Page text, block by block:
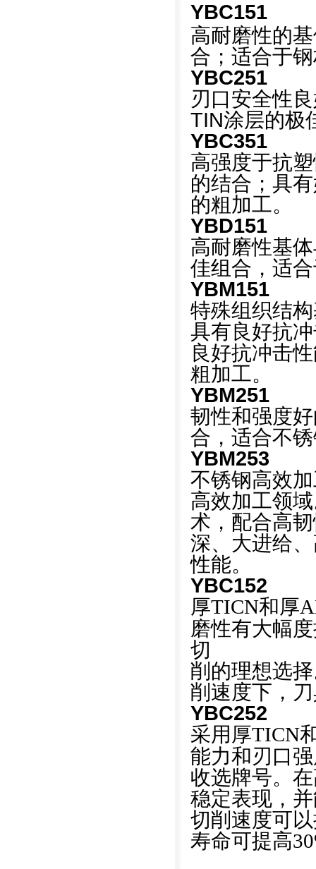
YBC151
高耐磨性的
合；适合于
YBC251
刃口安全性
TIN涂层的极
YBC351
高强度于抗
的结合；具
的粗加工。
YBD151
高耐磨性基
佳组合，适
YBM151
特殊组织结
具有良好抗
良好抗冲击
粗加工。
YBM251
韧性和强度
合，适合不
YBM253
不锈钢高效
高效加工领
术，配合高
深、大进给
性能。
YBC152
厚TICN和厚
磨性有大幅
切
削的理想选
削速度下，
YBC252
采用厚TICN
能力和刃口
收选牌号。
稳定表现，
切削速度可
寿命可提高